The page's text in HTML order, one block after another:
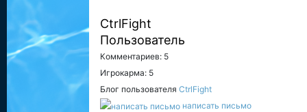
CtrlFight
Пользователь
Комментариев: 5
Игрокарма: 5
Блог пользователя CtrlFight
написать письмо